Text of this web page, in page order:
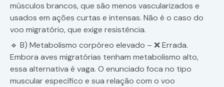
músculos brancos, que são menos vascularizados e
usados em ações curtas e intensas. Não é o caso do
voo migratório, que exige resistência.
🔹 B) Metabolismo corpóreo elevado – ❌ Errada.
Embora aves migratórias tenham metabolismo alto,
essa alternativa é vaga. O enunciado foca no tipo
muscular específico e sua relação com o voo